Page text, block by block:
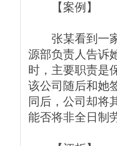
【案例】
张某看到一家
源部负责人告诉
时，主要职责是
该公司随后和她
同后，公司却将
能否将非全日制